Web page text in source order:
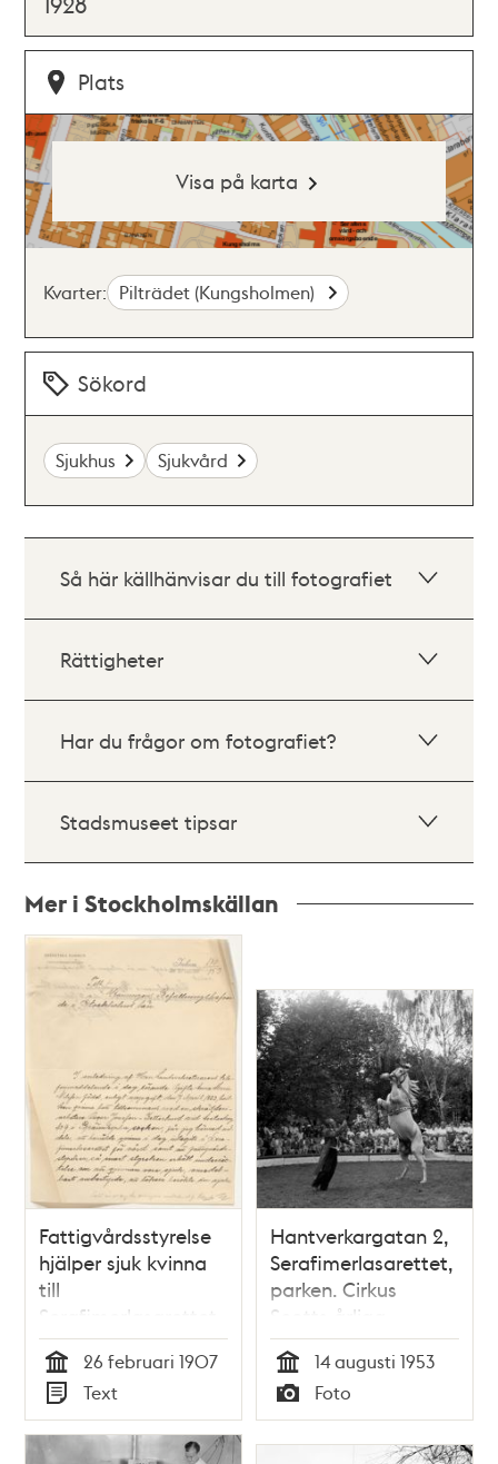
Plats
Visa på karta
Kvarter: Pilträdet (Kungsholmen)
Sökord
Sjukhus Sjukvård
Så här källhänvisar du till fotografiet
Rättigheter
Har du frågor om fotografiet?
Stadsmuseet tipsar
Mer i Stockholmskällan
Relaterade
poster
och
Fattigvårdsstyrelse
hjälper sjuk kvinna
till
Serafimerlasarettet
Tid
26 februari 1907
Typ
Text
Hantverkargatan 2,
Serafimerlasarettet,
parken. Cirkus
Scotts årliga
föreställning
Tid
14 augusti 1953
Typ
Foto